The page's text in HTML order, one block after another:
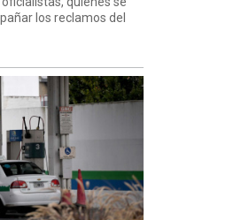
los reclamos del